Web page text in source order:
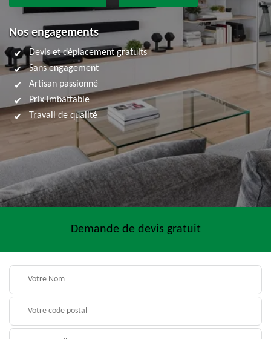
Nos engagements
Devis et déplacement gratuits
Sans engagement
Artisan passionné
Prix imbattable
Travail de qualité
Demande de devis gratuit